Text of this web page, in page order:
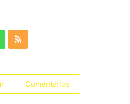
S
Comentários